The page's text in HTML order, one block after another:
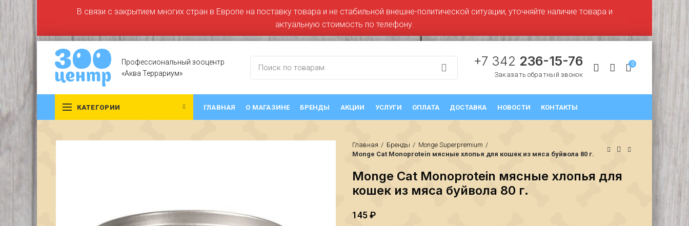
Профессиональный зооцентр
«Аква Террариум»
+7 342 236-15-76
Заказать обратный звонок
0
КАТЕГОРИИ ГЛАВНАЯ О МАГАЗИНЕ БРЕНДЫ АКЦИИ УСЛУГИ ОПЛАТА ДОСТАВКА НОВОСТИ КОНТАКТЫ
Главная Бренды
Monge Superpremium
Monge Cat Monoprotein мясные хлопья для кошек из мяса буйвола 80 г.
Monge Cat Monoprotein мясные хлопья для
кошек из мяса буйвола 80 г.
145₽
В связи с закрытием многих стран в Европе на поставку товара и не стабильной внешне-политической ситуации, уточняйте наличие товара и
актуальную стоимость по телефону.